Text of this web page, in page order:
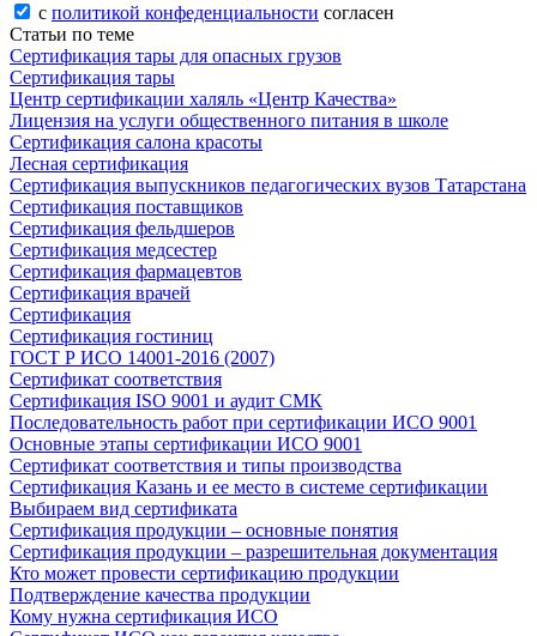
с политикой конфеденциальности согласен
Статьи по теме
Сертификация тары для опасных грузов
Сертификация тары
Центр сертификации халяль «Центр Качества»
Лицензия на услуги общественного питания в школе
Сертификация салона красоты
Лесная сертификация
Сертификация выпускников педагогических вузов Татарстана
Сертификация поставщиков
Сертификация фельдшеров
Сертификация медсестер
Сертификация фармацевтов
Сертификация врачей
Сертификация
Сертификация гостиниц
ГОСТ Р ИСО 14001-2016 (2007)
Сертификат соответствия
Сертификация ISO 9001 и аудит СМК
Последовательность работ при сертификации ИСО 9001
Основные этапы сертификации ИСО 9001
Сертификат соответствия и типы производства
Сертификация Казань и ее место в системе сертификации
Выбираем вид сертификата
Сертификация продукции – основные понятия
Сертификация продукции – разрешительная документация
Кто может провести сертификацию продукции
Подтверждение качества продукции
Кому нужна сертификация ИСО